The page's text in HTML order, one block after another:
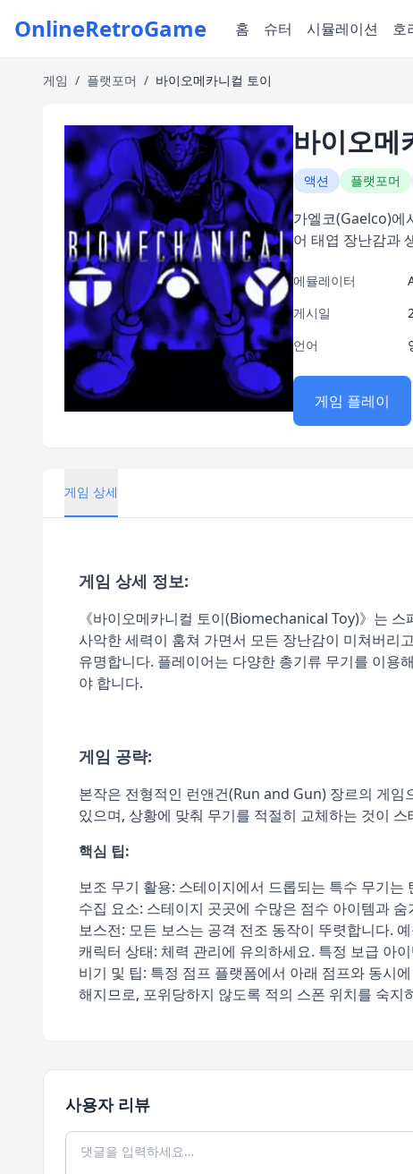
OnlineRetroGame 홈 슈터 시뮬레이션 호
게임 / 플랫포머 / 바이오메카니컬 토이
바이오메
액션 플랫포머
가엘코(Gaelco)에
어 태엽 장난감과
에뮬레이터
게시일
언어
게임 플레이
게임 상세
게임 상세 정보:
《바이오메카니컬 토이(Biomechanical Toy)》는
사악한 세력이 훔쳐 가면서 모든 장난감이 미쳐버리
유명합니다. 플레이어는 다양한 총기류 무기를 이용
야 합니다.
게임 공략:
본작은 전형적인 런앤건(Run and Gun) 장르의 게
있으며, 상황에 맞춰 무기를 적절히 교체하는 것이
핵심 팁:
보조 무기 활용: 스테이지에서 드롭되는 특수 무기
수집 요소: 스테이지 곳곳에 수많은 점수 아이템과
보스전: 모든 보스는 공격 전조 동작이 뚜렷합니다.
캐릭터 상태: 체력 관리에 유의하세요. 특정 보급 아
비기 및 팁: 특정 점프 플랫폼에서 아래 점프와 동시
해지므로, 포위당하지 않도록 적의 스폰 위치를 숙지
사용자 리뷰